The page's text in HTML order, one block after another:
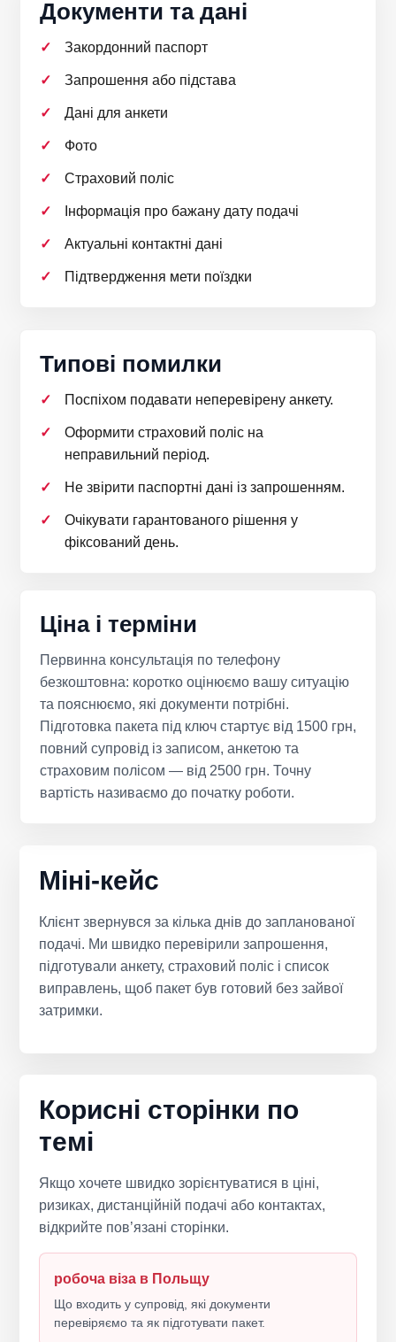
Документи та дані
Закордонний паспорт
Запрошення або підстава
Дані для анкети
Фото
Страховий поліс
Інформація про бажану дату подачі
Актуальні контактні дані
Підтвердження мети поїздки
Типові помилки
Поспіхом подавати неперевірену анкету.
Оформити страховий поліс на
неправильний період.
Не звірити паспортні дані із запрошенням.
Очікувати гарантованого рішення у
фіксований день.
Ціна і терміни
Первинна консультація по телефону
безкоштовна: коротко оцінюємо вашу ситуацію
та пояснюємо, які документи потрібні.
Підготовка пакета під ключ стартує від 1500 грн,
повний супровід із записом, анкетою та
страховим полісом — від 2500 грн. Точну
вартість називаємо до початку роботи.
Міні-кейс
Клієнт звернувся за кілька днів до запланованої
подачі. Ми швидко перевірили запрошення,
підготували анкету, страховий поліс і список
виправлень, щоб пакет був готовий без зайвої
затримки.
Корисні сторінки по
темі
Якщо хочете швидко зорієнтуватися в ціні,
ризиках, дистанційній подачі або контактах,
відкрийте пов’язані сторінки.
робоча віза в Польщу
Що входить у супровід, які документи
перевіряємо та як підготувати пакет.